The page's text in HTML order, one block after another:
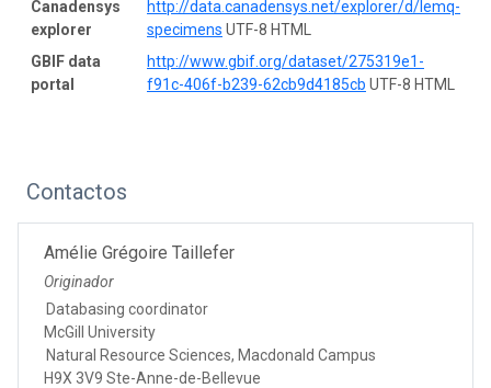
Canadensys
explorer
http://data.canadensys.net/explorer/d/lemq-
specimens UTF-8 HTML
GBIF data
portal
http://www.gbif.org/dataset/275319e1-
f91c-406f-b239-62cb9d4185cb UTF-8 HTML
Contactos
Amélie Grégoire Taillefer
Originador
Databasing coordinator
McGill University
Natural Resource Sciences, Macdonald Campus
H9X 3V9 Ste-Anne-de-Bellevue